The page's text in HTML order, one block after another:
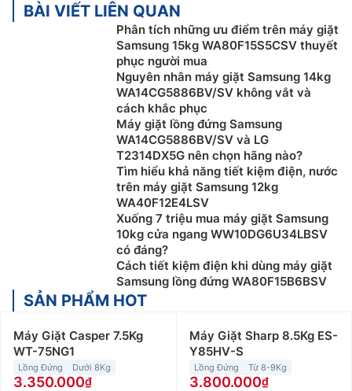
BÀI VIẾT LIÊN QUAN
Phân tích những ưu điểm trên máy giặt
Samsung 15kg WA80F15S5CSV thuyết
phục người mua
Nguyên nhân máy giặt Samsung 14kg
WA14CG5886BV/SV không vắt và
cách khắc phục
Máy giặt lồng đứng Samsung
WA14CG5886BV/SV và LG
T2314DX5G nên chọn hãng nào?
Tìm hiểu khả năng tiết kiệm điện, nước
trên máy giặt Samsung 12kg
WA40F12E4LSV
Xuống 7 triệu mua máy giặt Samsung
10kg cửa ngang WW10DG6U34LBSV
có đáng?
Cách tiết kiệm điện khi dùng máy giặt
Samsung lồng đứng WA80F15B6BSV
SẢN PHẨM HOT
Máy Giặt Casper 7.5Kg
WT-75NG1
Lồng Đứng Dưới 8Kg
3.350.000
Máy Giặt Sharp 8.5Kg ES-
Y85HV-S
Lồng Đứng Từ 8-9Kg
3.800.000